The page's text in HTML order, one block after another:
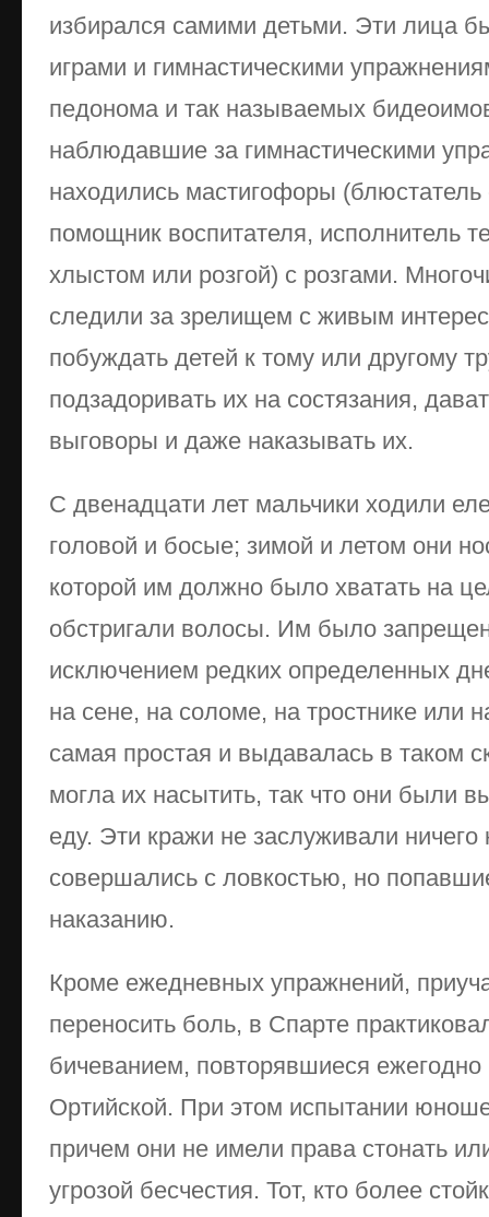
избирался самими детьми. Эти лица
играми и гимнастическими
педонома и так называемых
наблюдавшие за гимнастическими
находились мастигофоры
помощник воспитателя, исполнитель
хлыстом или розгой) с розгами.
следили за зрелищем с живым
побуждать детей к тому или другому
подзадоривать их на состязания,
выговоры и даже наказывать их.
С двенадцати лет мальчики ходили
головой и босые; зимой и летом они
которой им должно было хватать на
обстригали волосы. Им было
исключением редких определенных
на сене, на соломе, на тростнике
самая простая и выдавалась в таком
могла их насытить, так что они были
еду. Эти кражи не заслуживали
совершались с ловкостью, но
наказанию.
Кроме ежедневных упражнений,
переносить боль, в Спарте
бичеванием, повторявшиеся
Ортийской. При этом испытании
причем они не имели права стонать
угрозой бесчестия. Тот, кто более